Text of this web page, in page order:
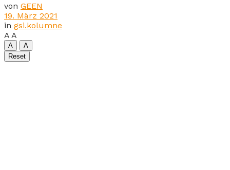
von GEEN
19. März 2021
in gsi.kolumne
A A
A
A
Reset